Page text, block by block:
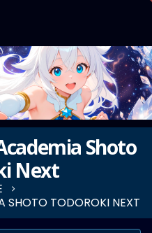
Shoto
Next
SHOTO TODOROKI NEXT